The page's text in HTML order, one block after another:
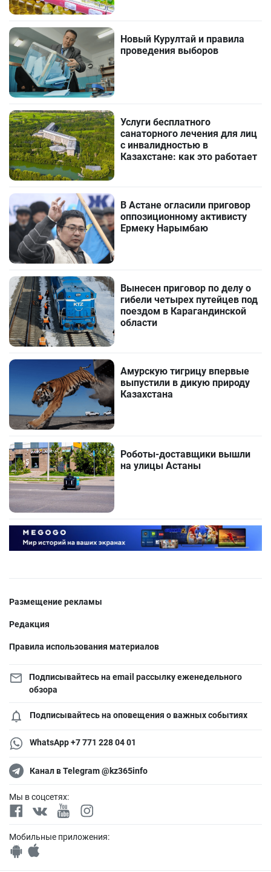
Новый Курултай и правила
проведения выборов
Услуги бесплатного
санаторного лечения для лиц
с инвалидностью в
Казахстане: как это работает
В Астане огласили приговор
оппозиционному активисту
Ермеку Нарымбаю
Вынесен приговор по делу о
гибели четырех путейцев под
поездом в Карагандинской
области
Амурскую тигрицу впервые
выпустили в дикую природу
Казахстана
Роботы-доставщики вышли
на улицы Астаны
Размещение рекламы
Редакция
Правила использования материалов
Подписывайтесь на email рассылку еженедельного
обзора
Подписывайтесь на оповещения о важных событиях
WhatsApp +7 771 228 04 01
Канал в Telegram @kz365info
Мы в соцсетях:
Мобильные приложения: